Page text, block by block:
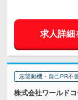
求人詳細
志望動機・自己PR不
株式会社ワールド